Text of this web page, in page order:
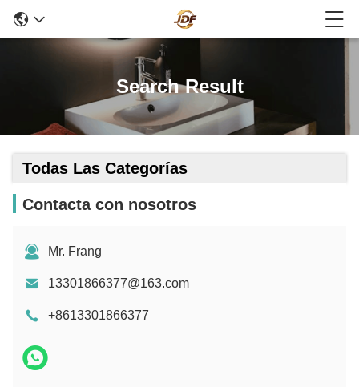
Search Result
Todas Las Categorías
Contacta con nosotros
Mr. Frang
13301866377@163.com
+8613301866377